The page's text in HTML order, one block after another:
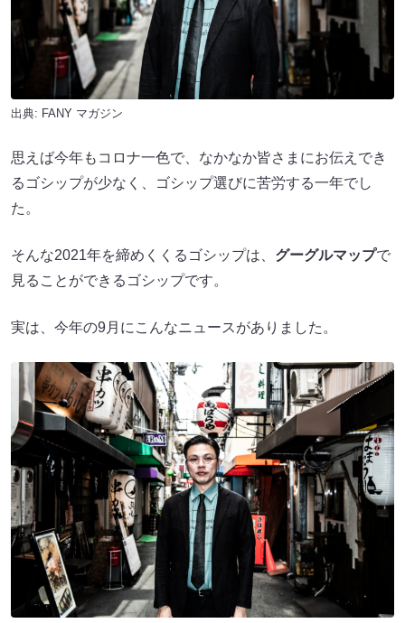
出典: FANY マガジン
思えば今年もコロナ一色で、なかなか皆さまにお伝えでき
るゴシップが少なく、ゴシップ選びに苦労する一年でし
た。
そんな2021年を締めくくるゴシップは、 グーグルマップで
見ることができるゴシップです。
実は、今年の9月にこんなニュースがありました。